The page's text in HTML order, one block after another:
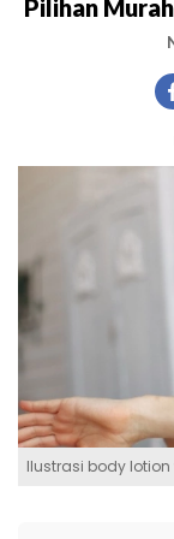
Pilihan
Ilustrasi body